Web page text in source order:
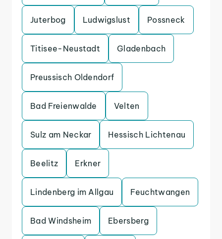
Juterbog Ludwigslust Possneck
Titisee-Neustadt Gladenbach
Preussisch Oldendorf
Bad Freienwalde Velten
Sulz am Neckar Hessisch Lichtenau
Beelitz Erkner
Lindenberg im Allgau Feuchtwangen
Bad Windsheim Ebersberg